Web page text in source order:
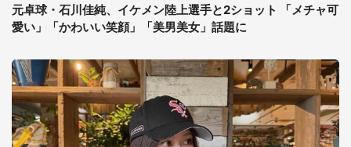
元卓球・石川佳純、イケメン陸上選手と2ショット 「メチャ可
愛い」「かわいい笑顔」「美男美女」話題に